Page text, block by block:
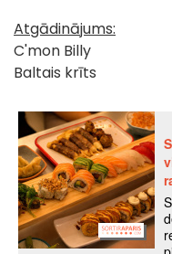
Atgādinājums:
C'mon Billy
Baltais krīts